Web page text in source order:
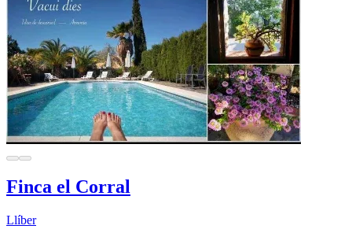
Finca el Corral
Llíber